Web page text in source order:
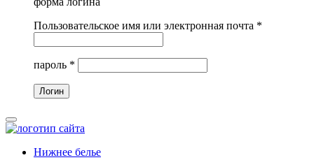
Пользовательское имя или электронная почта *
пароль *
Нижнее белье